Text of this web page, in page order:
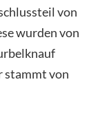
von
wurden von
stammt von